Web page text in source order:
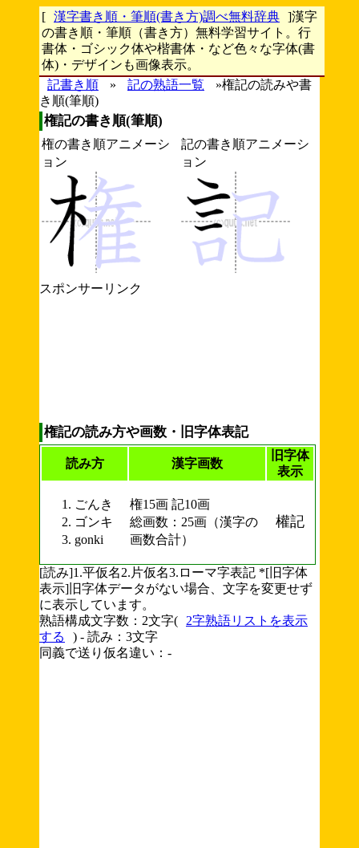
[ 漢字書き順・筆順(書き方)調べ無料辞典 ]漢字
の書き順・筆順（書き方）無料学習サイト。行
書体・ゴシック体や楷書体・など色々な字体(書
体)・デザインも画像表示。
記書き順
» 記の熟語一覧
»権記の読みや書
き順(筆順)
権記の書き順(筆順)
権の書き順アニメーシ
ョン
記の書き順アニメーシ
ョン
スポンサーリンク
権記の読み方や画数・旧字体表記
読み方 漢字画数
旧字体
表示
ごんき
ゴンキ
gonki
権15画 記10画
総画数：25画（漢字の
画数合計）
權記
[読み]1.平仮名2.片仮名3.ローマ字表記 *[旧字体
表示]旧字体データがない場合、文字を変更せず
に表示しています。
熟語構成文字数：2文字(
2字熟語リストを表示
する
) - 読み：3文字
同義で送り仮名違い：-